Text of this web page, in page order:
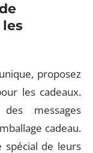
proposez
les cadeaux.
messages
cadeau.
spécial de leurs